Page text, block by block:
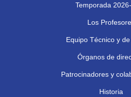
Temporada
Los
Equipo Técnico y
Órganos de
Patrocinadores y
Historia